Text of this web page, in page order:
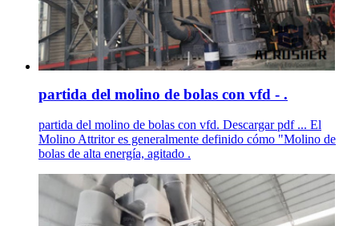
partida del molino de bolas con vfd - .
partida del molino de bolas con vfd. Descargar pdf ... El
Molino Attritor es generalmente definido cómo "Molino de
bolas de alta energía, agitado .